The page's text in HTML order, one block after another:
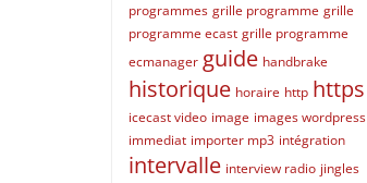
programmes grille programme grille
programme ecast grille programme
ecmanager guide handbrake
historique horaire http https
icecast video image images wordpress
immediat importer mp3 intégration
intervalle interview radio jingles